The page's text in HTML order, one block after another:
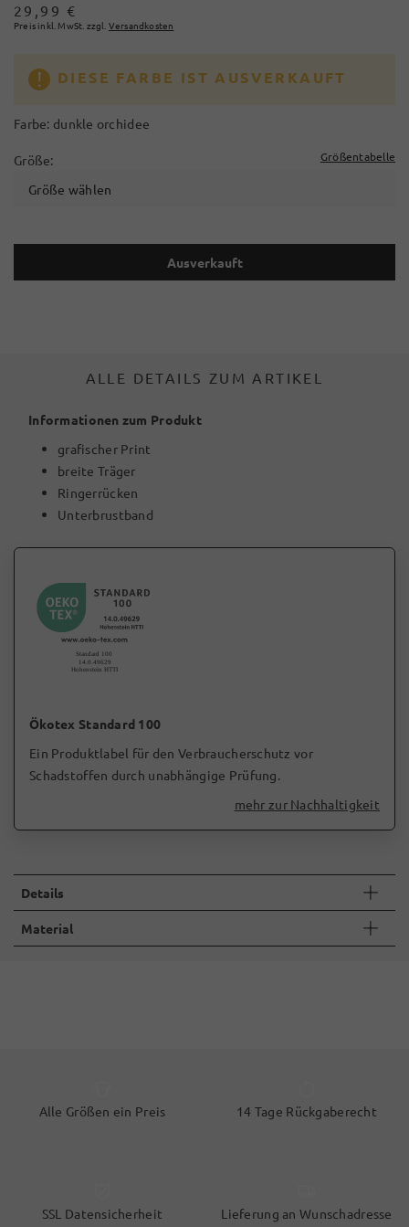
29,99 €
Preis inkl. MwSt. zzgl. Versandkosten
DIESE FARBE IST AUSVERKAUFT
Farbe: dunkle orchidee
Größe: Größentabelle
Größe wählen
Ausverkauft
ALLE DETAILS ZUM ARTIKEL
Informationen zum Produkt
grafischer Print
breite Träger
Ringerrücken
Unterbrustband
Ökotex Standard 100
Ein Produktlabel für den Verbraucherschutz vor
Schadstoffen durch unabhängige Prüfung.
mehr zur Nachhaltigkeit
Details
Material
Alle Größen ein Preis 14 Tage Rückgaberecht
SSL Datensicherheit Lieferung an Wunschadresse